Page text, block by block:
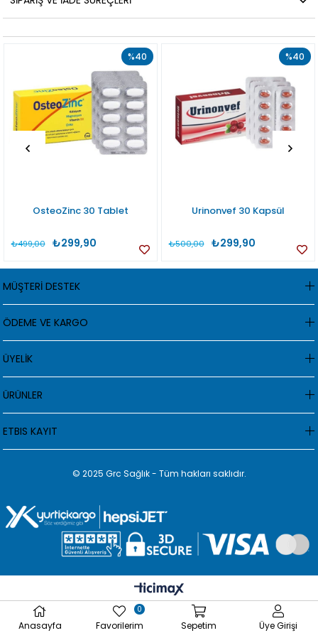
OsteoZinc 30 Tablet
₺299,90
₺499,00
%40
Urinonvef 30 Kapsül
₺299,90
₺500,00
%40
MÜŞTERİ DESTEK
ÖDEME VE KARGO
ÜYELİK
ÜRÜNLER
ETBIS KAYIT
© 2025 Grc Sağlık - Tüm hakları saklıdır.
Anasayfa Favorilerim
0
Sepetim Üye Girişi